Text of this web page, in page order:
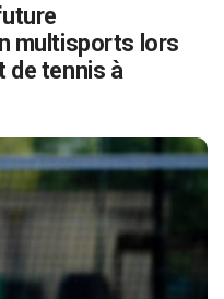
multisports lors
de tennis à